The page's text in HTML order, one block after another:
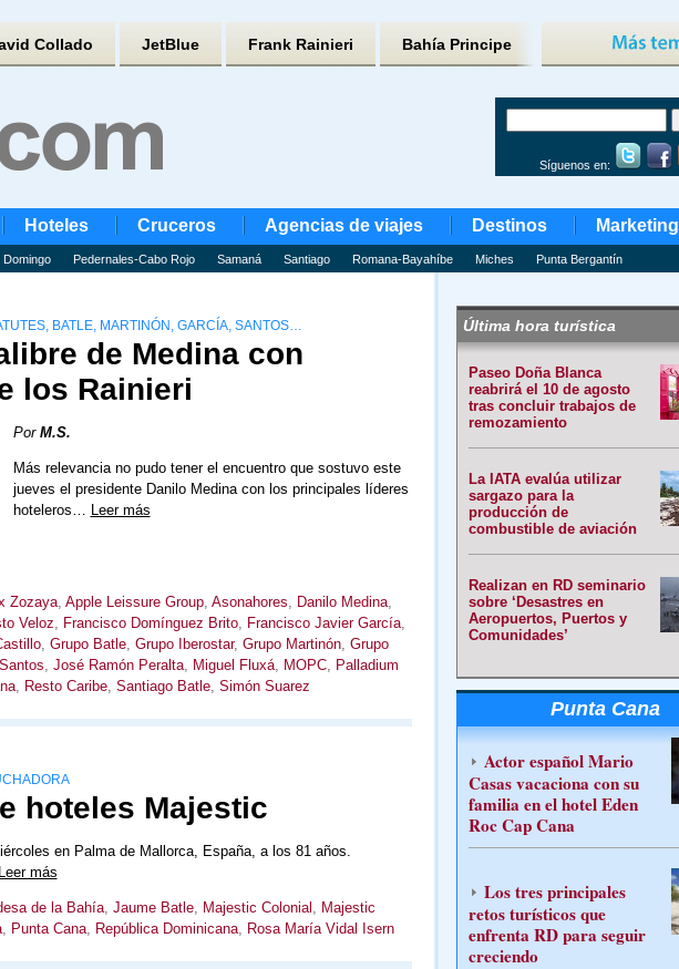
Collado JetBlue Frank Rainieri Bahía Principe
Síguenos en:
Hoteles Cruceros Agencias de viajes Destinos Marketing
Domingo Pedernales-Cabo Rojo Samaná Santiago Romana-Bayahíbe Miches Punta Bergantín
BATLE, MARTINÓN, GARCÍA, SANTOS…
de Medina con
los Rainieri
Por M.S.
Más relevancia no pudo tener el encuentro que sostuvo este
jueves el presidente Danilo Medina con los principales líderes
hoteleros… Leer más
Zozaya, Apple Leissure Group, Asonahores, Danilo Medina,
Veloz, Francisco Domínguez Brito, Francisco Javier García,
, Grupo Batle, Grupo Iberostar, Grupo Martinón, Grupo
, José Ramón Peralta, Miguel Fluxá, MOPC, Palladium
, Resto Caribe, Santiago Batle, Simón Suarez
hoteles Majestic
en Palma de Mallorca, España, a los 81 años.
Leer más
de la Bahía, Jaume Batle, Majestic Colonial , Majestic
, Punta Cana, República Dominicana, Rosa María Vidal Isern
Última hora turística
Paseo Doña Blanca
reabrirá el 10 de agosto
tras concluir trabajos de
remozamiento
La IATA evalúa utilizar
sargazo para la
producción de
combustible de aviación
Realizan en RD seminario
sobre ‘Desastres en
Aeropuertos, Puertos y
Comunidades’
Punta Cana
Actor español Mario
Casas vacaciona con su
familia en el hotel Eden
Roc Cap Cana
Los tres principales
retos turísticos que
enfrenta RD para seguir
creciendo